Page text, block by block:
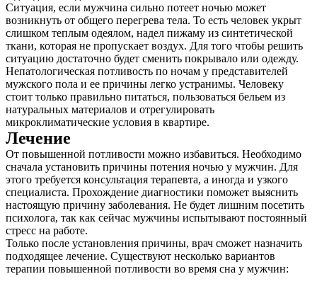
Ситуация, если мужчина сильно потеет ночью может
возникнуть от общего перегрева тела. То есть человек укрыт
слишком теплым одеялом, надел пижаму из синтетической
ткани, которая не пропускает воздух. Для того чтобы решить
ситуацию достаточно будет сменить покрывало или одежду.
Непатологическая потливость по ночам у представителей
мужского пола и ее причины легко устранимы. Человеку
стоит только правильно питаться, пользоваться бельем из
натуральных материалов и отрегулировать
микроклиматические условия в квартире.
Лечение
От повышенной потливости можно избавиться. Необходимо
сначала установить причины потения ночью у мужчин. Для
этого требуется консультация терапевта, а иногда и узкого
специалиста. Прохождение диагностики поможет выяснить
настоящую причину заболевания. Не будет лишним посетить
психолога, так как сейчас мужчины испытывают постоянный
стресс на работе.
Только после установления причины, врач сможет назначить
подходящее лечение. Существуют несколько вариантов
терапии повышенной потливости во время сна у мужчин: